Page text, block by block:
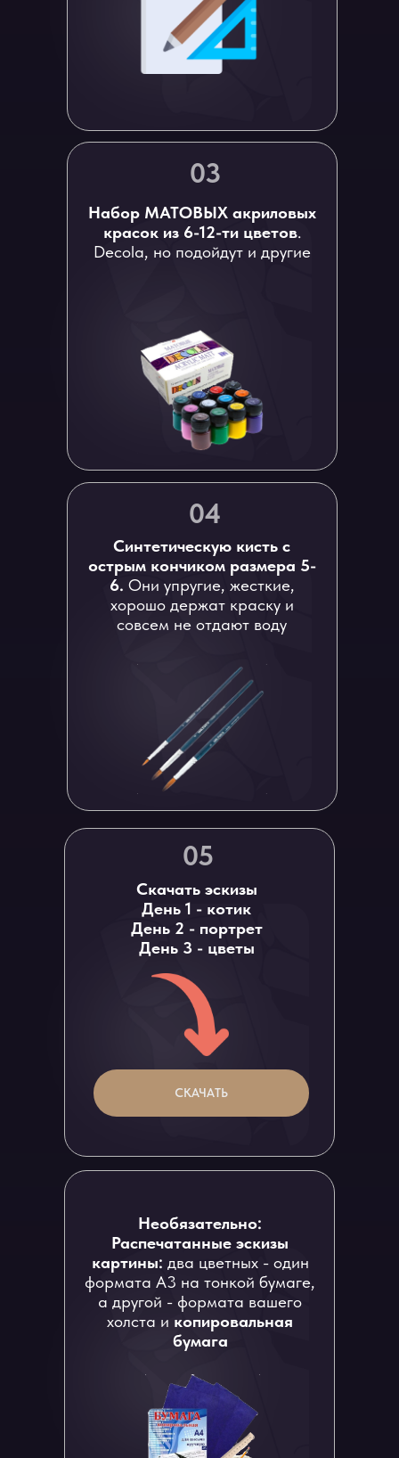
Набор МАТОВЫХ акриловых
красок из 6-12-ти цветов.
Decola, но подойдут и другие
03
Синтетическую кисть с
острым кончиком размера 5-
6. Они упругие, жесткие,
хорошо держат краску и
совсем не отдают воду
04
Скачать эскизы
День 1 - котик
День 2 - портрет
День 3 - цветы
СКАЧАТЬ
05
Необязательно:
Распечатанные эскизы
картины: два цветных - один
формата А3 на тонкой бумаге,
а другой - формата вашего
холста и копировальная
бумага